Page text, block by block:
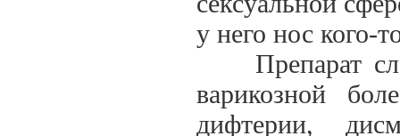
у него нос кого-
Препарат
варикозной
дифтерии,